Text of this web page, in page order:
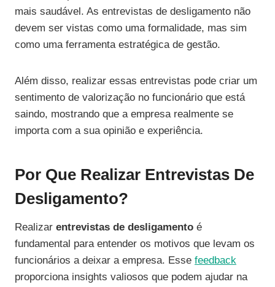
mais saudável. As entrevistas de desligamento não
devem ser vistas como uma formalidade, mas sim
como uma ferramenta estratégica de gestão.
Além disso, realizar essas entrevistas pode criar um
sentimento de valorização no funcionário que está
saindo, mostrando que a empresa realmente se
importa com a sua opinião e experiência.
Por Que Realizar Entrevistas De
Desligamento?
Realizar entrevistas de desligamento é
fundamental para entender os motivos que levam os
funcionários a deixar a empresa. Esse feedback
proporciona insights valiosos que podem ajudar na